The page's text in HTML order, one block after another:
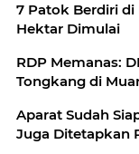
7 Patok Berdiri di
Hektar Dimulai
RDP Memanas:
Tongkang di
Aparat Sudah
Juga Ditetapkan